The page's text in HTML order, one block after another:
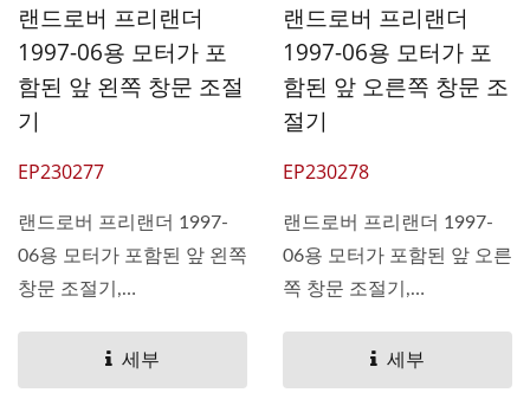
랜드로버 프리랜더
1997-06용 모터가 포
함된 앞 왼쪽 창문 조절
기
EP230277
랜드로버 프리랜더 1997-
06용 모터가 포함된 앞 왼쪽
창문 조절기,
CUH000032 LR006372
Pan...
세부
랜드로버 프리랜더
1997-06용 모터가 포
함된 앞 오른쪽 창문 조
절기
EP230278
랜드로버 프리랜더 1997-
06용 모터가 포함된 앞 오른
쪽 창문 조절기,
CUH000022 CUH000023
LR006371 Pan...
세부